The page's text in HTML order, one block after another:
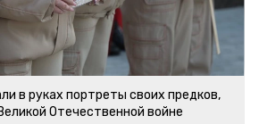
в руках портреты своих предков,
Отечественной войне